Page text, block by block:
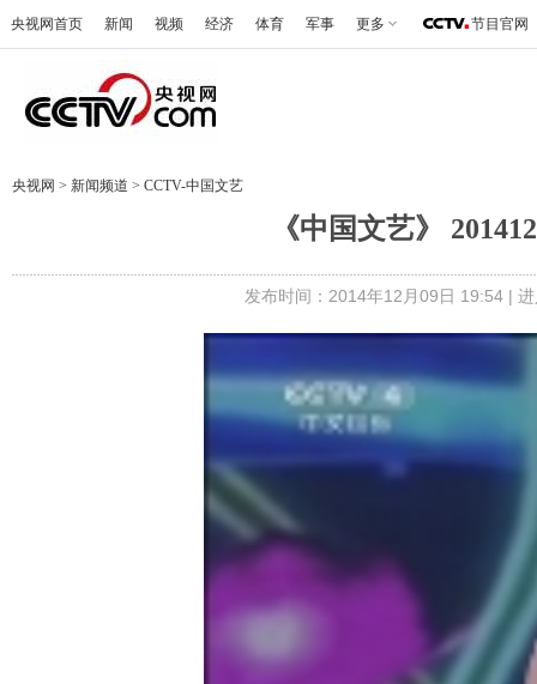
央视网首页 新闻 视频 经济 体育 军事 更多 节目官网
央视网 > 新闻频道 > CCTV-中国文艺
《中国文艺》
发布时间：2014年12月09日 19:54 |